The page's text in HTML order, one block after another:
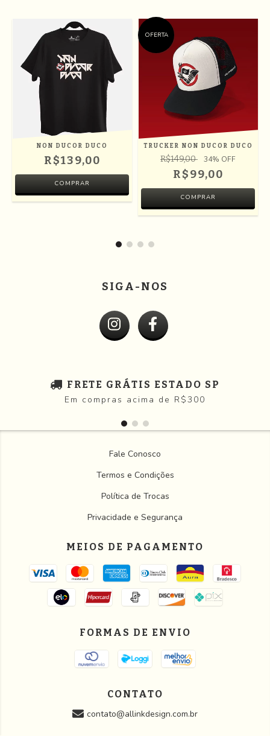
NON DUCOR DUCO
R$139,00
COMPRAR
OFERTA
TRUCKER NON DUCOR DUCO
R$149,00 34% OFF
R$99,00
COMPRAR
SIGA-NOS
FRETE GRÁTIS ESTADO SP
Em compras acima de R$300
Fale Conosco
Termos e Condições
Política de Trocas
Privacidade e Segurança
MEIOS DE PAGAMENTO
FORMAS DE ENVIO
CONTATO
contato@allinkdesign.com.br